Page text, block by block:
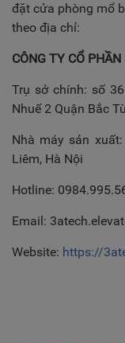
đặt cửa phòng mổ
theo địa chỉ:
CÔNG TY CỔ PHẦN
Trụ sở chính: số
Nhuế 2 Quận Bắc
Nhà máy sản
Liêm, Hà Nội
Hotline:
Email:
Website: https://